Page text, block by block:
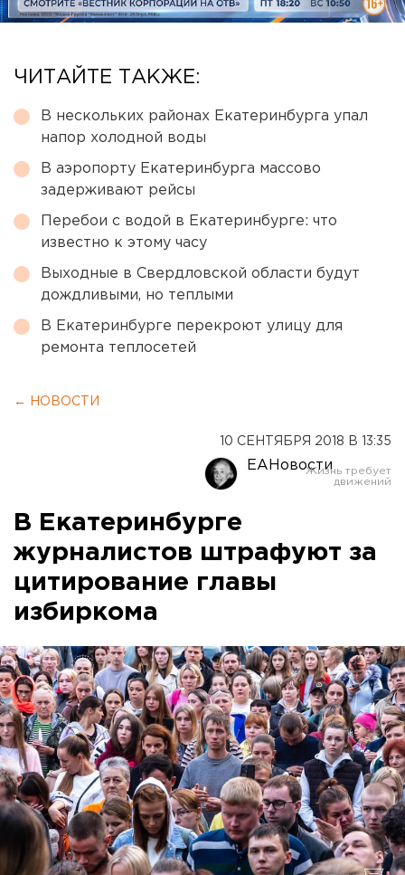
ЧИТАЙТЕ ТАКЖЕ:
В нескольких районах Екатеринбурга упал
напор холодной воды
В аэропорту Екатеринбурга массово
задерживают рейсы
Перебои с водой в Екатеринбурге: что
известно к этому часу
Выходные в Свердловской области будут
дождливыми, но теплыми
В Екатеринбурге перекроют улицу для
ремонта теплосетей
← НОВОСТИ
10 СЕНТЯБРЯ 2018 В 13:35
ЕАНовости
В Екатеринбурге
журналистов штрафуют за
цитирование главы
избиркома